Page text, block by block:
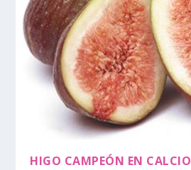
HIGO CAMPEÓN EN CALCIO